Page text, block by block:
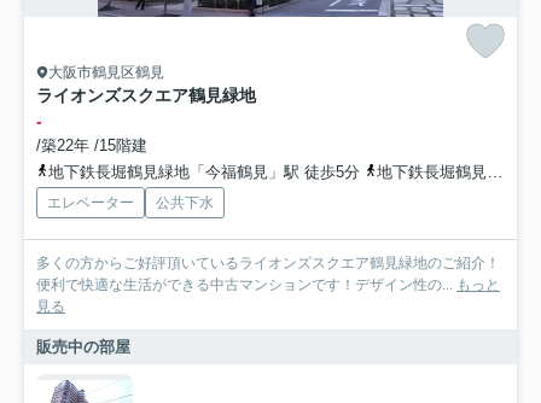
大阪市鶴見区鶴見
ライオンズスクエア鶴見緑地
-
/築22年 /15階建
地下鉄長堀鶴見緑地「今福鶴見」駅 徒歩5分
地下鉄長堀鶴見緑地「横堤」駅 徒歩15分
エレベーター 公共下水
多くの方からご好評頂いているライオンズスクエア鶴見緑地のご紹介！
便利で快適な生活ができる中古マンションです！デザイン性の... もっと
見る
販売中の部屋